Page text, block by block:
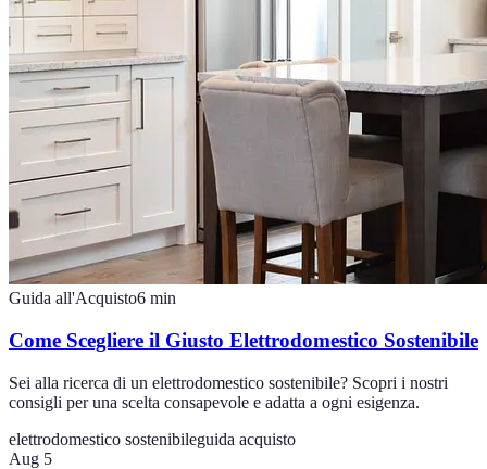
Guida all'Acquisto6 min
Come Scegliere il Giusto Elettrodomestico Sostenibile
Sei alla ricerca di un elettrodomestico sostenibile? Scopri i nostri
consigli per una scelta consapevole e adatta a ogni esigenza.
elettrodomestico sostenibileguida acquisto
Aug 5